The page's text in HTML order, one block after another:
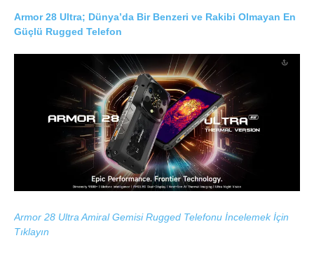
Armor 28 Ultra; Dünya’da Bir Benzeri ve Rakibi Olmayan En
Güçlü Rugged Telefon
Armor 28 Ultra Amiral Gemisi Rugged Telefonu İncelemek İçin
Tıklayın